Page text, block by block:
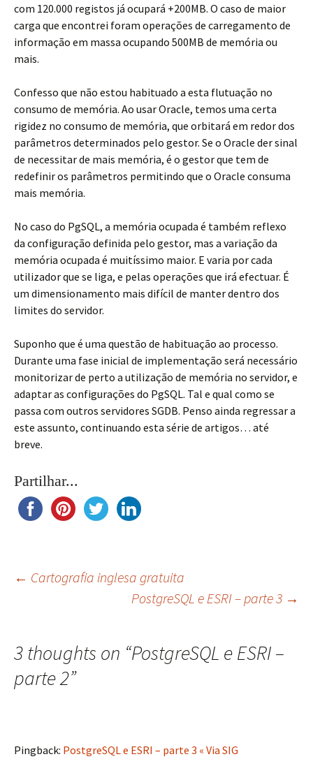
com 120.000 registos já ocupará +200MB. O caso de maior
carga que encontrei foram operações de carregamento de
informação em massa ocupando 500MB de memória ou
mais.
Confesso que não estou habituado a esta flutuação no
consumo de memória. Ao usar Oracle, temos uma certa
rigidez no consumo de memória, que orbitará em redor dos
parâmetros determinados pelo gestor. Se o Oracle der sinal
de necessitar de mais memória, é o gestor que tem de
redefinir os parâmetros permitindo que o Oracle consuma
mais memória.
No caso do PgSQL, a memória ocupada é também reflexo
da configuração definida pelo gestor, mas a variação da
memória ocupada é muitíssimo maior. E varia por cada
utilizador que se liga, e pelas operações que irá efectuar. É
um dimensionamento mais difícil de manter dentro dos
limites do servidor.
Suponho que é uma questão de habituação ao processo.
Durante uma fase inicial de implementação será necessário
monitorizar de perto a utilização de memória no servidor, e
adaptar as configurações do PgSQL. Tal e qual como se
passa com outros servidores SGDB. Penso ainda regressar a
este assunto, continuando esta série de artigos… até
breve.
Partilhar...
Navegação
artigos
← Cartografia inglesa gratuita
PostgreSQL e ESRI – parte 3 →
3 thoughts on “PostgreSQL e ESRI –
parte 2”
Pingback: PostgreSQL e ESRI – parte 3 « Via SIG